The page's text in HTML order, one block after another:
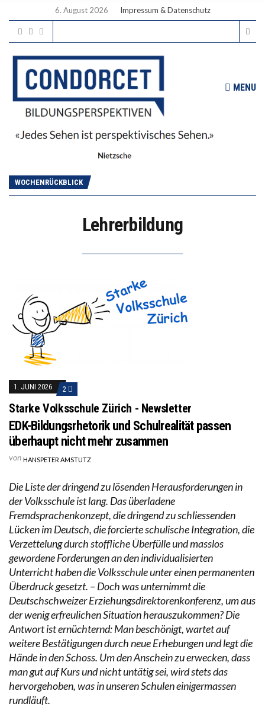
6. August 2026 Impressum & Datenschutz
MENU
WOCHENRÜCKBLICK
Lehrerbildung
1. JUNI 2026 2
Starke Volksschule Zürich - Newsletter
EDK-Bildungsrhetorik und Schulrealität passen
überhaupt nicht mehr zusammen
von HANSPETER AMSTUTZ
Die Liste der dringend zu lösenden Herausforderungen in
der Volksschule ist lang. Das überladene
Fremdsprachenkonzept, die dringend zu schliessenden
Lücken im Deutsch, die forcierte schulische Integration, die
Verzettelung durch stoffliche Überfülle und masslos
gewordene Forderungen an den individualisierten
Unterricht haben die Volksschule unter einen permanenten
Überdruck gesetzt. – Doch was unternimmt die
Deutschschweizer Erziehungsdirektorenkonferenz, um aus
der wenig erfreulichen Situation herauszukommen? Die
Antwort ist ernüchternd: Man beschönigt, wartet auf
weitere Bestätigungen durch neue Erhebungen und legt die
Hände in den Schoss. Um den Anschein zu erwecken, dass
man gut auf Kurs und nicht untätig sei, wird stets das
hervorgehoben, was in unseren Schulen einigermassen
rundläuft.